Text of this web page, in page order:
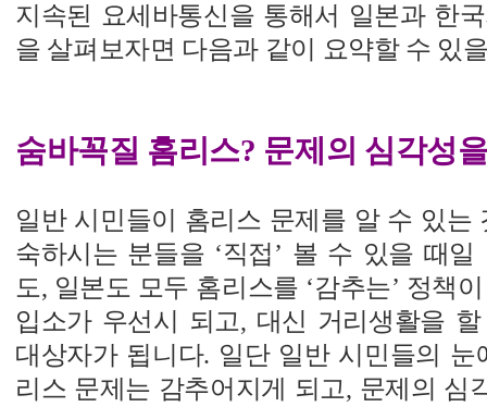
지속된 요세바통신을 통해서 일본과 한
을 살펴보자면 다음과 같이 요약할 수 있
숨바꼭질 홈리스? 문제의 심각성
일반 시민들이 홈리스 문제를 알 수 있는
숙하시는 분들을 ‘직접’ 볼 수 있을 때
도, 일본도 모두 홈리스를 ‘감추는’ 정책
입소가 우선시 되고, 대신 거리생활을
대상자가 됩니다. 일단 일반 시민들의
리스 문제는 감추어지게 되고, 문제의 심